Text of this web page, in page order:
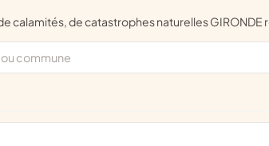
calamités, de catastrophes naturelles